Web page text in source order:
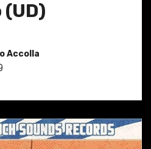
Accolla